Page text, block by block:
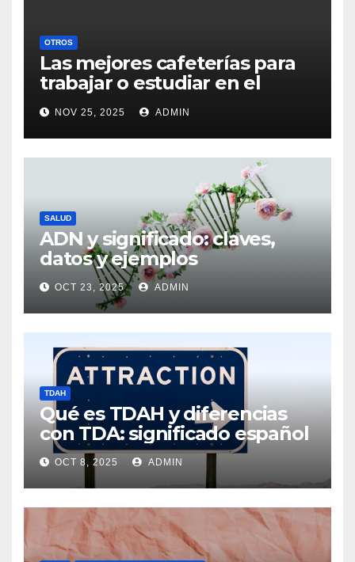
OTROS
Las mejores cafeterías para
trabajar o estudiar en el
centro de Vigo
NOV 25, 2025 ADMIN
SALUD
ADN y significado: claves,
datos y ejemplos
OCT 23, 2025 ADMIN
TDAH
Qué es TDAH y diferencias
con TDA: significado español
OCT 8, 2025 ADMIN